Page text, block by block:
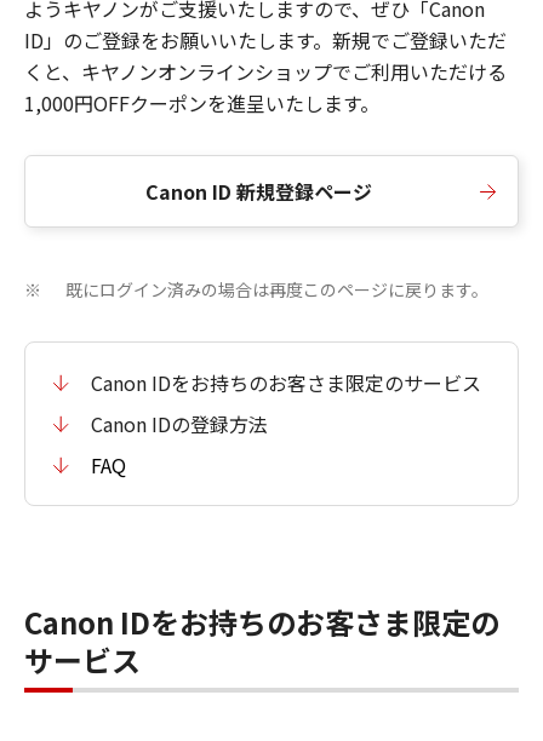
ようキヤノンがご支援いたしますので、ぜひ「Canon
ID」のご登録をお願いいたします。新規でご登録いただ
くと、キヤノンオンラインショップでご利用いただける
1,000円OFFクーポンを進呈いたします。
Canon ID 新規登録ページ
※ 既にログイン済みの場合は再度このページに戻ります。
Canon IDをお持ちのお客さま限定のサービス
Canon IDの登録方法
FAQ
Canon IDをお持ちのお客さま限定の
サービス